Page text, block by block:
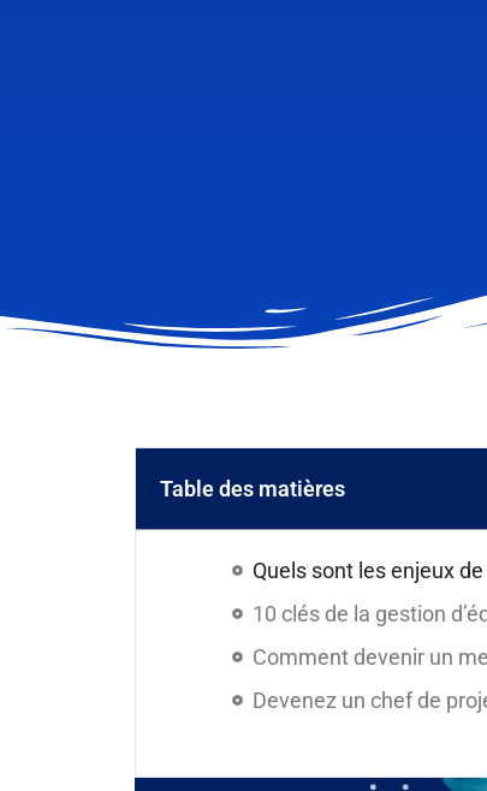
Table des matières
Quels sont les enjeux
10 clés de la gestion
Comment devenir un
Devenez un chef de